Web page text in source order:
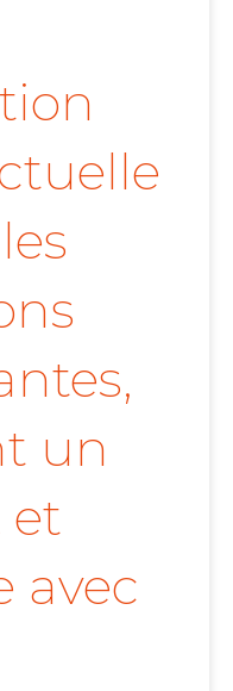
un
et
avec